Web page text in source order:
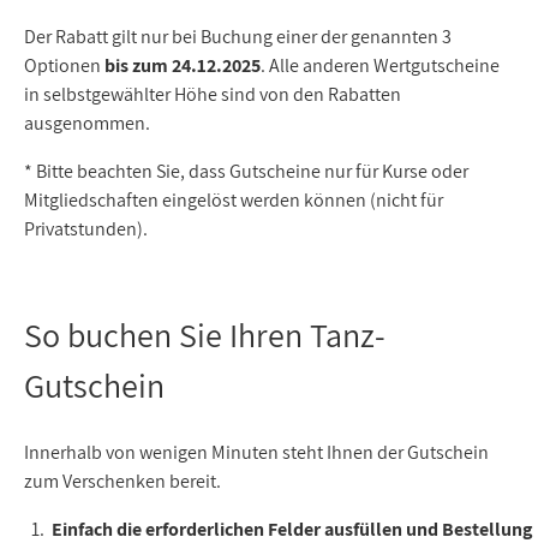
Der Rabatt gilt nur bei Buchung einer der genannten 3
Optionen bis zum 24.12.2025. Alle anderen Wertgutscheine
in selbstgewählter Höhe sind von den Rabatten
ausgenommen.
* Bitte beachten Sie, dass Gutscheine nur für Kurse oder
Mitgliedschaften eingelöst werden können (nicht für
Privatstunden).
So buchen Sie Ihren Tanz-
Gutschein
Innerhalb von wenigen Minuten steht Ihnen der Gutschein
zum Verschenken bereit.
Einfach die erforderlichen Felder ausfüllen und Bestellung